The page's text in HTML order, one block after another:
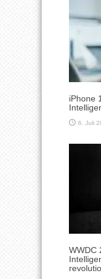
iPhone
6. Juli
WWDC